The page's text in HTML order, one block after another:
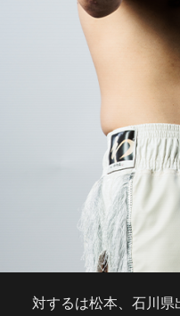
対するは松本、石川県